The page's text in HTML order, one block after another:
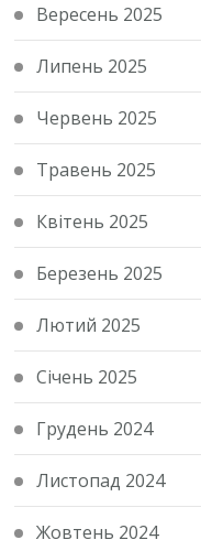
Вересень 2025
Липень 2025
Червень 2025
Травень 2025
Квітень 2025
Березень 2025
Лютий 2025
Січень 2025
Грудень 2024
Листопад 2024
Жовтень 2024